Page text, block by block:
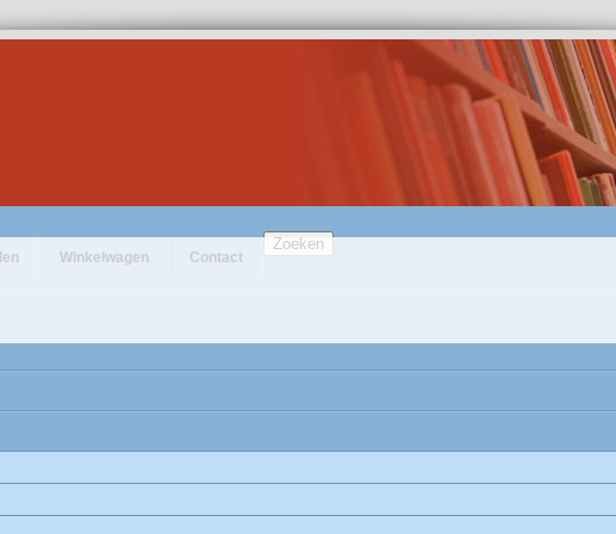
Winkelwagen Contact
Zoeken